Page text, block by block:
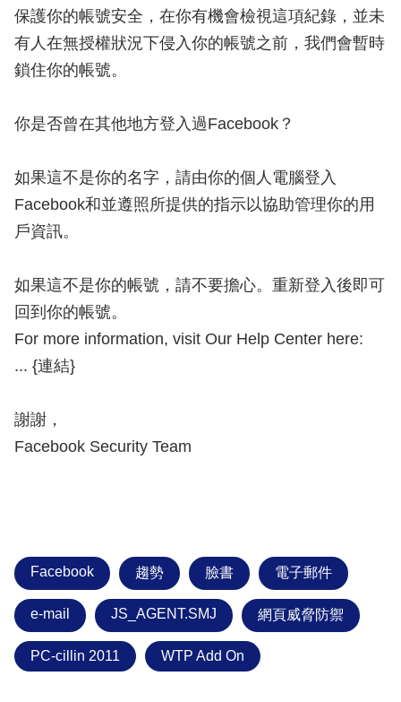
保護你的帳號安全，在你有機會檢視這項紀錄，並未
有人在無授權狀況下侵入你的帳號之前，我們會暫時
鎖住你的帳號。
你是否曾在其他地方登入過Facebook？
如果這不是你的名字，請由你的個人電腦登入
Facebook和並遵照所提供的指示以協助管理你的用
戶資訊。
如果這不是你的帳號，請不要擔心。重新登入後即可
回到你的帳號。
For more information, visit Our Help Center here:
... {連結}
謝謝，
Facebook Security Team
Facebook 趨勢 臉書 電子郵件
e-mail JS_AGENT.SMJ 網頁威脅防禦
PC-cillin 2011 WTP Add On